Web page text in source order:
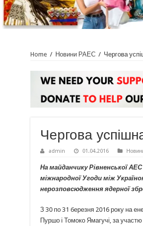
Home / Новини РАЕС / Чергова
Чергова
admin 01.04.2016
На майданчику Рівненської
міжнародної Угоди між
нерозповсюдження ядерної
З 30 по 31 березня 2016 року на
Пуршо і Томоко Ямагучі, за